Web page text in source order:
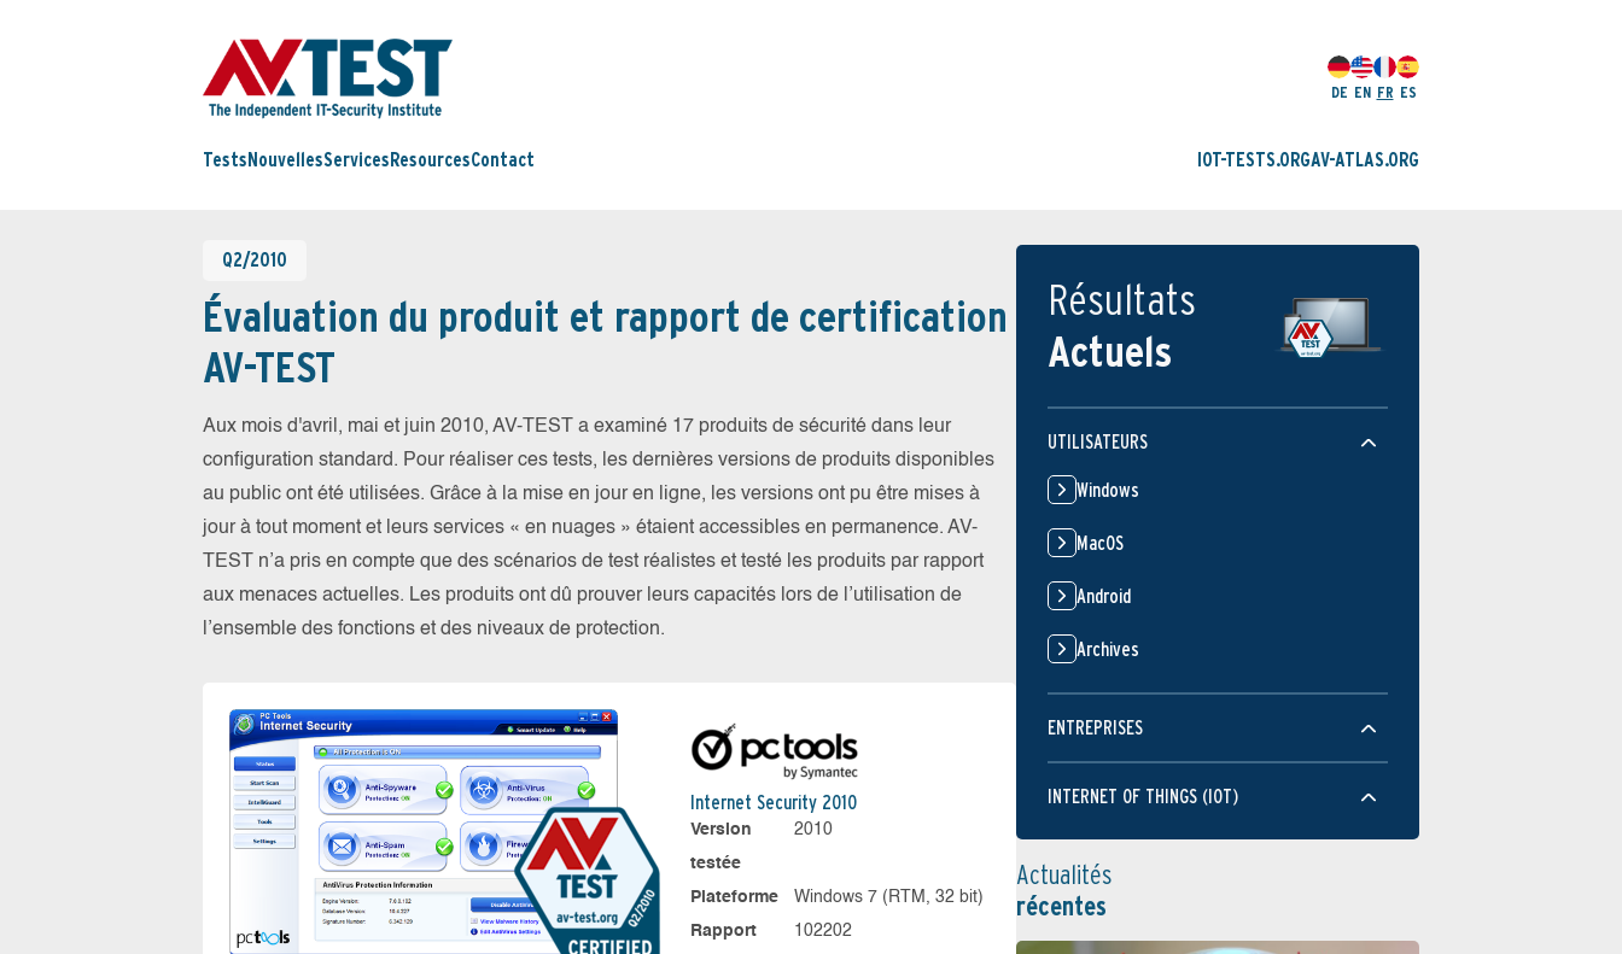
DE EN FR ES
Tests NouvellesServices ResourcesContact IOT-TESTS.ORGAV-ATLAS.ORG
Q2/2010
Évaluation du produit et rapport de certification
AV-TEST
Aux mois d'avril, mai et juin 2010, AV-TEST a examiné 17 produits de sécurité dans leur
configuration standard. Pour réaliser ces tests, les dernières versions de produits disponibles
au public ont été utilisées. Grâce à la mise en jour en ligne, les versions ont pu être mises à
jour à tout moment et leurs services « en nuages » étaient accessibles en permanence. AV-
TEST n’a pris en compte que des scénarios de test réalistes et testé les produits par rapport
aux menaces actuelles. Les produits ont dû prouver leurs capacités lors de l’utilisation de
l’ensemble des fonctions et des niveaux de protection.
Internet Security 2010
Version
testée
2010
Plateforme
Windows 7 (RTM, 32 bit)
Rapport
102202
Résultats
Actuels
UTILISATEURS
Windows
MacOS
Android
Archives
ENTREPRISES
INTERNET OF THINGS (IOT)
Actualités
récentes